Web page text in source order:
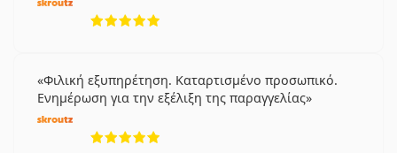
Φιλική εξυπηρέτηση. Καταρτισμένο προσωπικό.
Ενημέρωση για την εξέλιξη της παραγγελίας